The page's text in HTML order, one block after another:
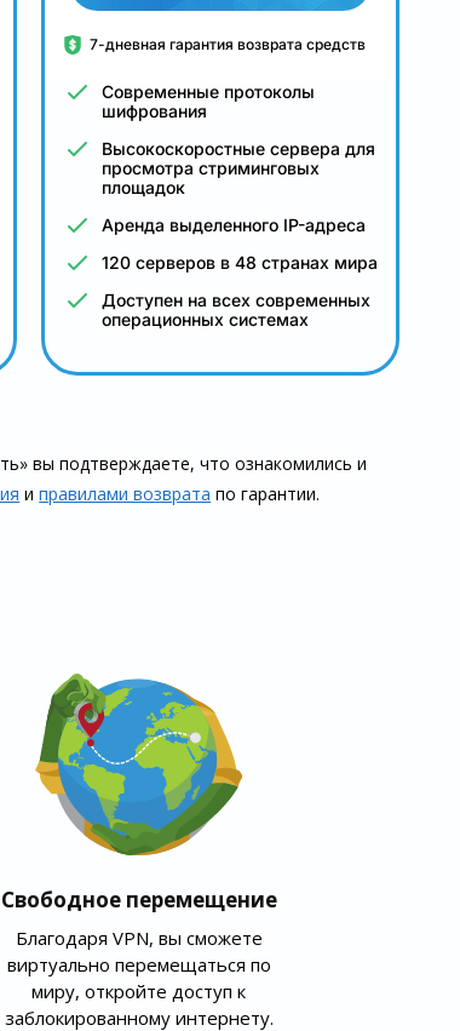
7-дневная гарантия возврата средств
Современные протоколы
шифрования
Высокоскоростные сервера для
просмотра стриминговых
площадок
Аренда выделенного IP-адреса
120 серверов в 48 странах мира
Доступен на всех современных
операционных системах
вы подтверждаете, что озна­комились и
иправилами воз­врата по гарантии.
Свободное перемещение
Благодаря VPN, вы сможете
виртуально перемещаться по
миру, откройте доступ к
заблокированному интернету.